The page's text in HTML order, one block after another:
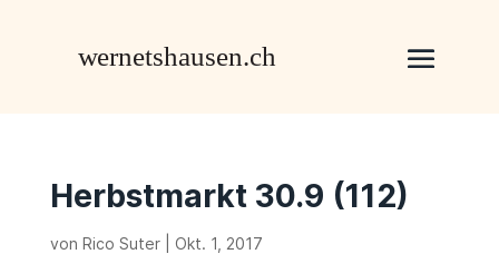
Herbstmarkt 30.9 (112)
von Rico Suter| Okt. 1, 2017